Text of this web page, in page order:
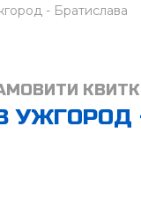
- Братислава
УЖГОРОД